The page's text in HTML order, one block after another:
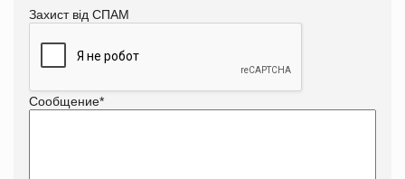
Захист від СПАМ
Сообщение*